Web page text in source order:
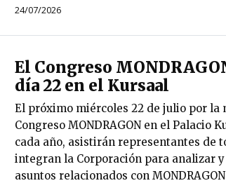
24/07/2026
El Congreso
día 22 en el Kursaal
El próximo miércoles 22 de julio por la
Congreso MONDRAGON en el Palacio
cada año, asistirán representantes de
integran la Corporación para analizar
asuntos relacionados con